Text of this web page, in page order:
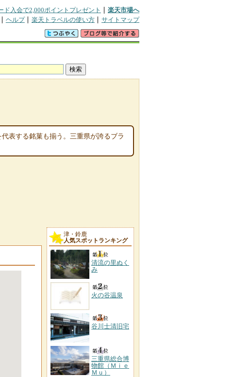
ド入会で2,000ポイントプレゼント
楽天市場へ
ヘルプ 楽天トラベルの使い方 サイトマップ
表する銘菓も揃う。三重県が誇るブラ
津・鈴鹿
人気スポットランキング
清流の里ぬく
み
火の谷温泉
谷川士清旧宅
三重県総合博
物館（Ｍｉｅ
Ｍｕ）